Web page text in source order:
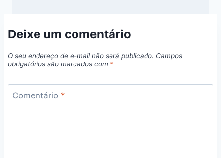
Deixe um comentário
O seu endereço de e-mail não será publicado. Campos
obrigatórios são marcados com *
Comentário *